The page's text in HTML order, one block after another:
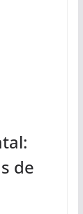
de